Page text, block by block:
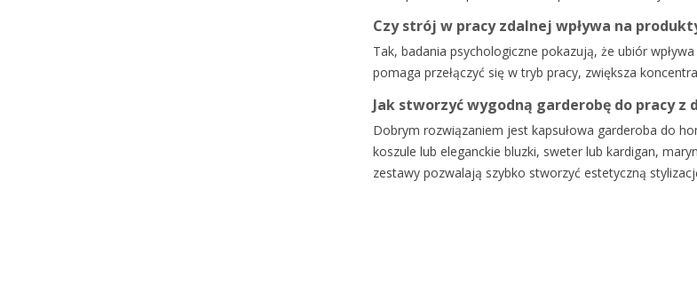
Czy strój w pracy zdalnej wpływa na
Tak, badania psychologiczne pokazują, że ubiór
pomaga przełączyć się w tryb pracy, zwiększa
Jak stworzyć wygodną garderobę do pracy z
Dobrym rozwiązaniem jest kapsułowa garderoba do
koszule lub eleganckie bluzki, sweter lub kardigan,
zestawy pozwalają szybko stworzyć estetyczną